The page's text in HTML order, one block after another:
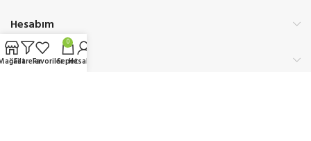
Hesabım
Kurumsal
FiltrelerFavoriler
0
SepetHesabım